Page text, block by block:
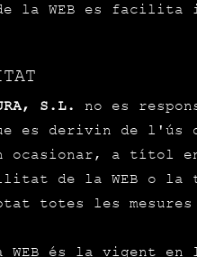
la WEB es facilita
S.L.
no es
es derivin de l'ús
ocasionar, a títol
de la WEB o la
totes les
WEB és la vigent